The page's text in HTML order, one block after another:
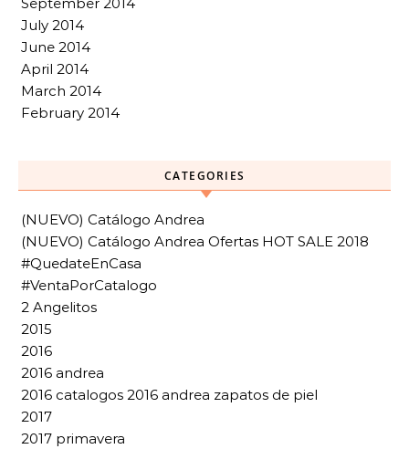
September 2014
July 2014
June 2014
April 2014
March 2014
February 2014
CATEGORIES
(NUEVO) Catálogo Andrea
(NUEVO) Catálogo Andrea Ofertas HOT SALE 2018
#QuedateEnCasa
#VentaPorCatalogo
2 Angelitos
2015
2016
2016 andrea
2016 catalogos 2016 andrea zapatos de piel
2017
2017 primavera